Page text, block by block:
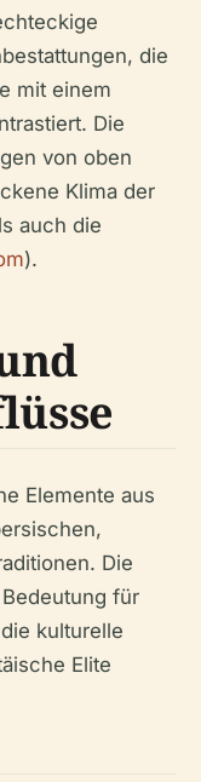
die
mit einem
Die
von oben
Klima der
auch die
).
Elemente aus
Die
für
kulturelle
Elite